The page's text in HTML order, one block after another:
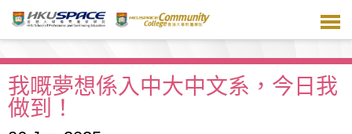
主
容我嘅夢想係入中大中文系，今日我
做到！